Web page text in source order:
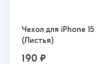
Чехол для iPhone
(Листья)
190 ₽